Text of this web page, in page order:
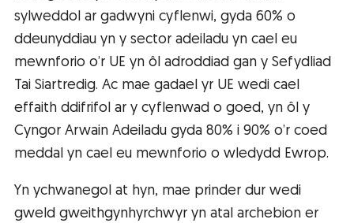
sylweddol ar gadwyni cyflenwi, gyda 60% o
ddeunyddiau yn y sector adeiladu yn cael eu
mewnforio o’r UE yn ôl adroddiad gan y Sefydliad
Tai Siartredig. Ac mae gadael yr UE wedi cael
effaith ddifrifol ar y cyflenwad o goed, yn ôl y
Cyngor Arwain Adeiladu gyda 80% i 90% o’r coed
meddal yn cael eu mewnforio o wledydd Ewrop.
Yn ychwanegol at hyn, mae prinder dur wedi
gweld gweithgynhyrchwyr yn atal archebion er